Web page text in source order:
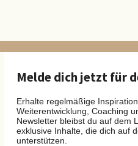
Melde dich jetzt für
Erhalte regelmäßige
Weiterentwicklung, Coaching
Newsletter bleibst du auf dem
exklusive Inhalte, die dich auf
unterstützen.